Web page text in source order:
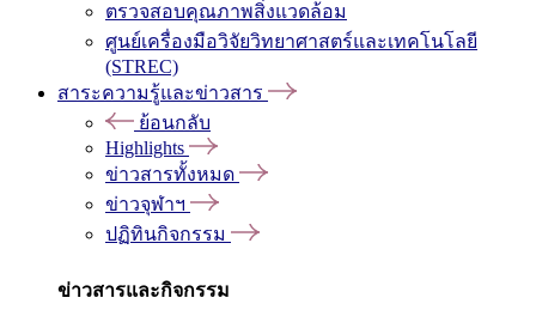
ตรวจสอบคุณภาพสิ่งแวดล้อม
ศูนย์เครื่องมือวิจัยวิทยาศาสตร์และเทคโนโลยี
(STREC)
สาระความรู้และข่าวสาร
ย้อนกลับ
Highlights
ข่าวสารทั้งหมด
ข่าวจุฬาฯ
ปฏิทินกิจกรรม
ข่าวสารและกิจกรรม